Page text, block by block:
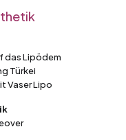
das Lipödem
Türkei
Vaser Lipo